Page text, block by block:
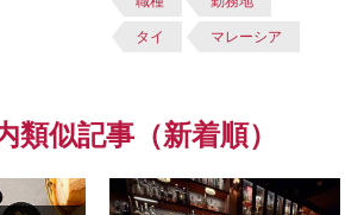
タイ マレーシア
類似記事（新着順）